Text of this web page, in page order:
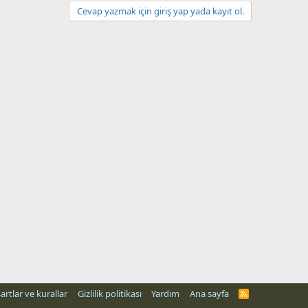
Cevap yazmak için giriş yap yada kayıt ol.
ve kurallar Gizlilik politikası Yardım Ana sayfa
R